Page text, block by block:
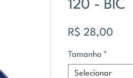
120 - BIC
R$ 28,00
Tamanho *
Selecionar